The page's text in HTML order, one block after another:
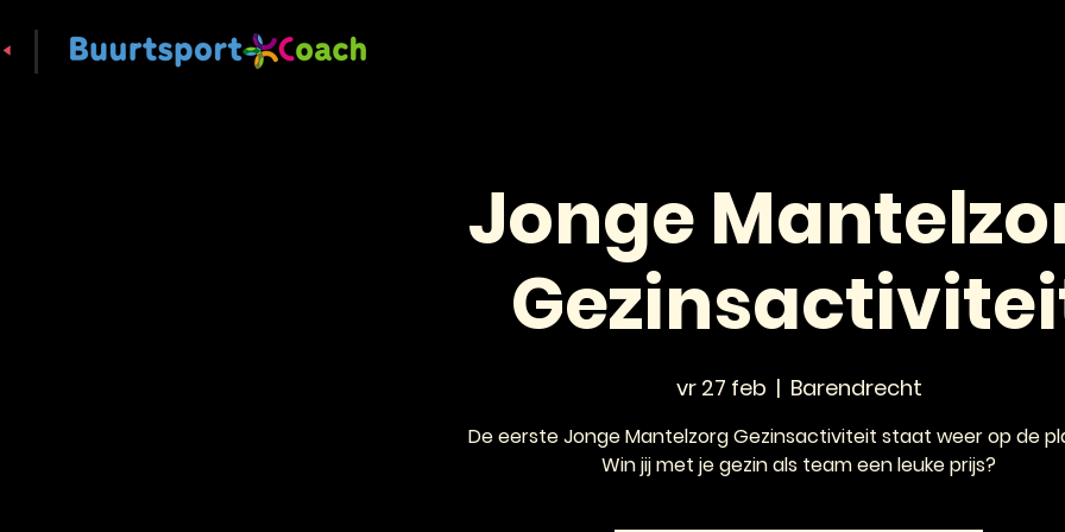
Jonge
vr 27 feb
  |
Barendrecht
De eerste Jonge Mantelzorg Gezinsactiviteit staat weer op de
Win jij met je gezin als team een leuke prijs?